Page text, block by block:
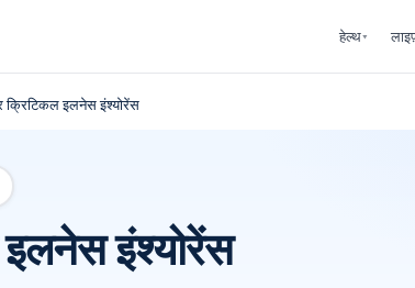
हेल्थ▾
क्रिटिकल इलनेस इंश्योरेंस
इंश्योरेंस